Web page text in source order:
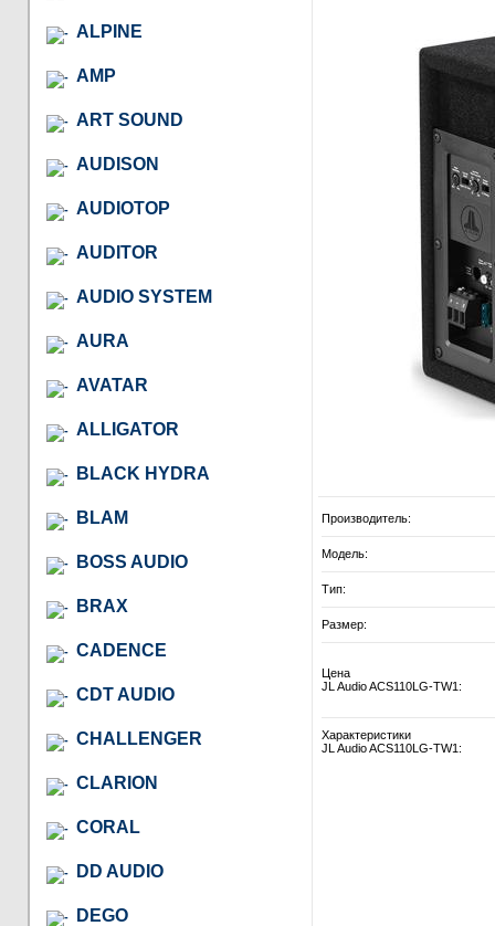
ALPINE
AMP
ART SOUND
AUDISON
AUDIOTOP
AUDITOR
AUDIO SYSTEM
AURA
AVATAR
ALLIGATOR
BLACK HYDRA
BLAM
BOSS AUDIO
BRAX
CADENCE
CDT AUDIO
CHALLENGER
CLARION
CORAL
DD AUDIO
DEGO
Производитель:
Модель:
Тип:
Размер:
Цена
JL Audio ACS110LG-TW1:
Характеристики
JL Audio ACS110LG-TW1: